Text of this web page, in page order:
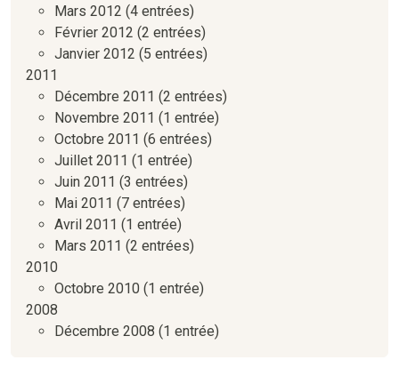
Mars 2012 (4 entrées)
Février 2012 (2 entrées)
Janvier 2012 (5 entrées)
2011
Décembre 2011 (2 entrées)
Novembre 2011 (1 entrée)
Octobre 2011 (6 entrées)
Juillet 2011 (1 entrée)
Juin 2011 (3 entrées)
Mai 2011 (7 entrées)
Avril 2011 (1 entrée)
Mars 2011 (2 entrées)
2010
Octobre 2010 (1 entrée)
2008
Décembre 2008 (1 entrée)